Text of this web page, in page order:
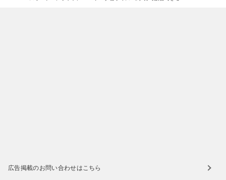
広告掲載のお問い合わせはこちら